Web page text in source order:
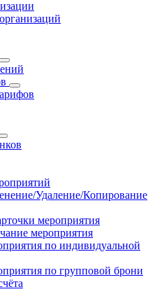
Удаление/Копирование
мероприятия
мероприятия
по индивидуальной
по групповой брони